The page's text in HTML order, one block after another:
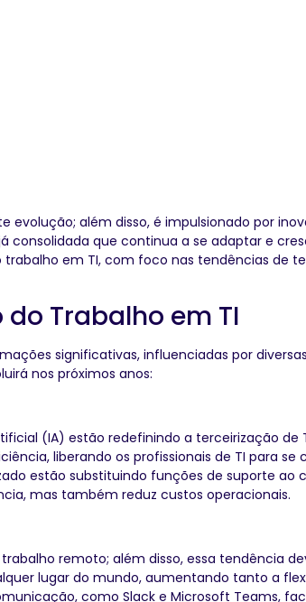
além disso, é impulsionado por
consolidada que continua a se adaptar e
em TI, com foco nas tendências de
do Trabalho em TI
significativas, influenciadas por
nos próximos anos:
(IA) estão redefinindo a terceirização
liberando os profissionais de TI para
estão substituindo funções de suporte ao
mas também reduz custos operacionais.
remoto; além disso, essa tendência
lugar do mundo, aumentando tanto a
como Slack e Microsoft Teams,